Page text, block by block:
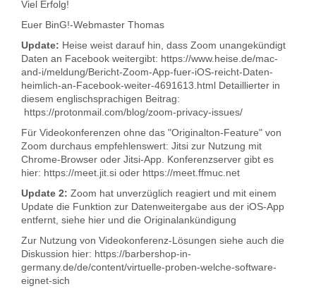
Viel Erfolg!
Euer BinG!-Webmaster Thomas
Update: Heise weist darauf hin, dass Zoom unangekündigt
Daten an Facebook weitergibt: https://www.heise.de/mac-
and-i/meldung/Bericht-Zoom-App-fuer-iOS-reicht-Daten-
heimlich-an-Facebook-weiter-4691613.html Detaillierter in
diesem englischsprachigen Beitrag:
https://protonmail.com/blog/zoom-privacy-issues/
Für Videokonferenzen ohne das "Originalton-Feature" von
Zoom durchaus empfehlenswert: Jitsi zur Nutzung mit
Chrome-Browser oder Jitsi-App. Konferenzserver gibt es
hier: https://meet.jit.si oder https://meet.ffmuc.net
Update 2: Zoom hat unverzüglich reagiert und mit einem
Update die Funktion zur Datenweitergabe aus der iOS-App
entfernt, siehe hier und die Originalankündigung
Zur Nutzung von Videokonferenz-Lösungen siehe auch die
Diskussion hier: https://barbershop-in-
germany.de/de/content/virtuelle-proben-welche-software-
eignet-sich